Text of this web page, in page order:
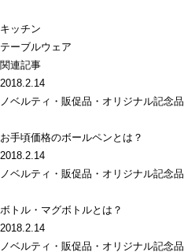
キッチン
テーブルウェア
関連記事
2018.2.14
ノベルティ・販促品・オリジナル記念品
お手頃価格のボールペンとは？
2018.2.14
ノベルティ・販促品・オリジナル記念品
ボトル・マグボトルとは？
2018.2.14
ノベルティ・販促品・オリジナル記念品